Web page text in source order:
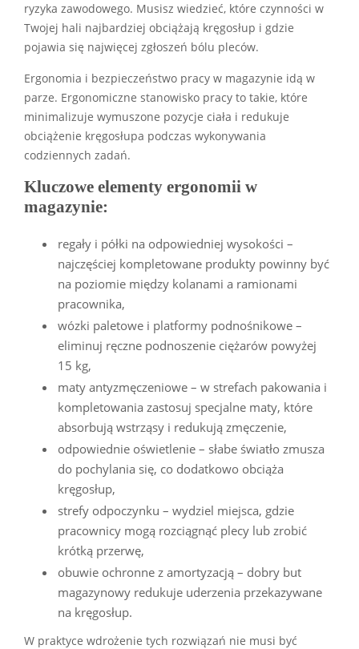
ryzyka zawodowego. Musisz wiedzieć, które czynności w
Twojej hali najbardziej obciążają kręgosłup i gdzie
pojawia się najwięcej zgłoszeń bólu pleców.
Ergonomia i bezpieczeństwo pracy w magazynie idą w
parze. Ergonomiczne stanowisko pracy to takie, które
minimalizuje wymuszone pozycje ciała i redukuje
obciążenie kręgosłupa podczas wykonywania
codziennych zadań.
Kluczowe elementy ergonomii w
magazynie:
regały i półki na odpowiedniej wysokości –
najczęściej kompletowane produkty powinny być
na poziomie między kolanami a ramionami
pracownika,
wózki paletowe i platformy podnośnikowe –
eliminuj ręczne podnoszenie ciężarów powyżej
15 kg,
maty antyzmęczeniowe – w strefach pakowania i
kompletowania zastosuj specjalne maty, które
absorbują wstrząsy i redukują zmęczenie,
odpowiednie oświetlenie – słabe światło zmusza
do pochylania się, co dodatkowo obciąża
kręgosłup,
strefy odpoczynku – wydziel miejsca, gdzie
pracownicy mogą rozciągnąć plecy lub zrobić
krótką przerwę,
obuwie ochronne z amortyzacją – dobry but
magazynowy redukuje uderzenia przekazywane
na kręgosłup.
W praktyce wdrożenie tych rozwiązań nie musi być